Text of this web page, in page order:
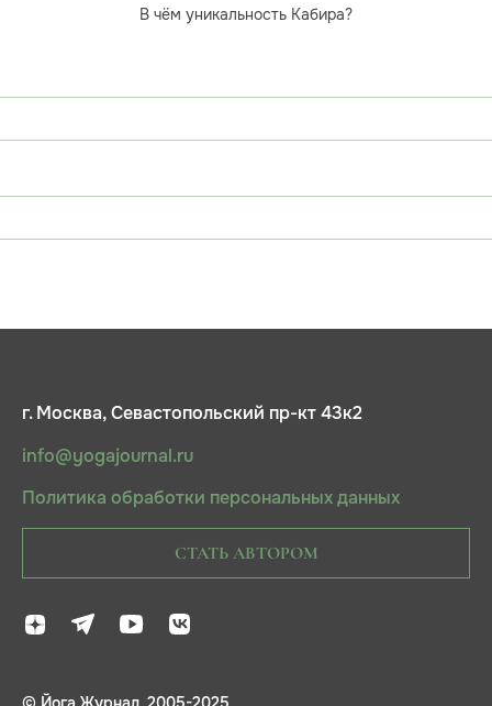
В чём уникальность Кабира?
г. Москва, Севастопольский пр-кт 43к2
info@yogajournal.ru
Политика обработки персональных данных
СТАТЬ АВТОРОМ